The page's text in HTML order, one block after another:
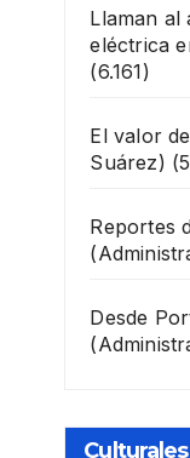
Llaman al
eléctrica
(6.161)
El valor
Suárez)
Reportes
Desde
Culturales